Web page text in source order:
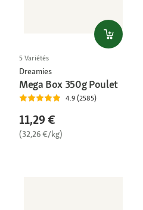
5 Variétés
Dreamies
Mega Box 350g Poulet
4.9 (2585)
11,29 €
(32,26 €/kg)